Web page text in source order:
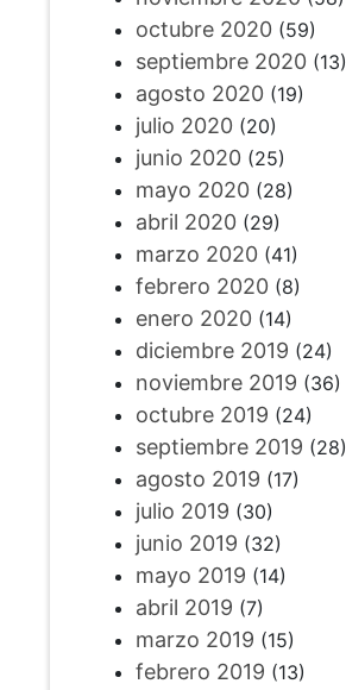
octubre 2020(59)
septiembre 2020(13)
agosto 2020(19)
julio 2020(20)
junio 2020(25)
mayo 2020(28)
abril 2020(29)
marzo 2020(41)
febrero 2020(8)
enero 2020(14)
diciembre 2019 (24)
noviembre 2019 (36)
octubre 2019 (24)
septiembre 2019 (28)
agosto 2019 (17)
julio 2019 (30)
junio 2019 (32)
mayo 2019 (14)
abril 2019 (7)
marzo 2019 (15)
febrero 2019 (13)